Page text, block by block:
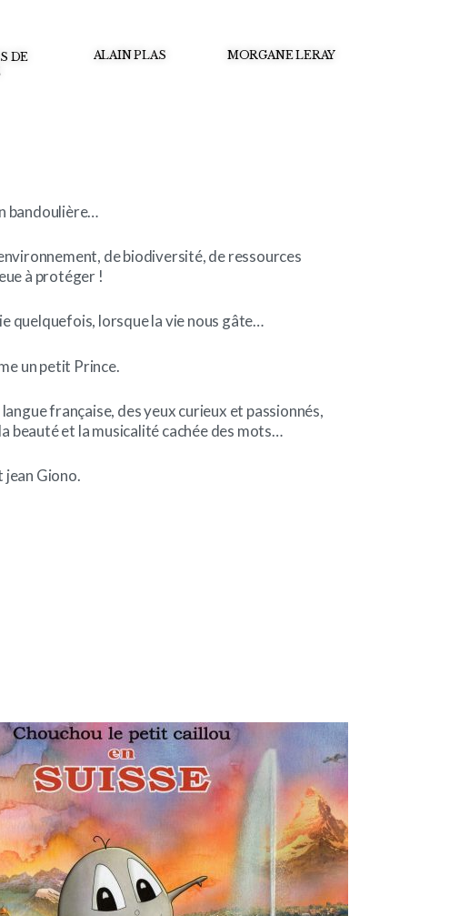
DE
ALAIN PLAS MORGANE LERAY
bandoulière…
de biodiversité, de ressources
à protéger !
quelquefois, lorsque la vie nous gâte…
un petit Prince.
française, des yeux curieux et passionnés,
beauté et la musicalité cachée des mots…
jean Giono.